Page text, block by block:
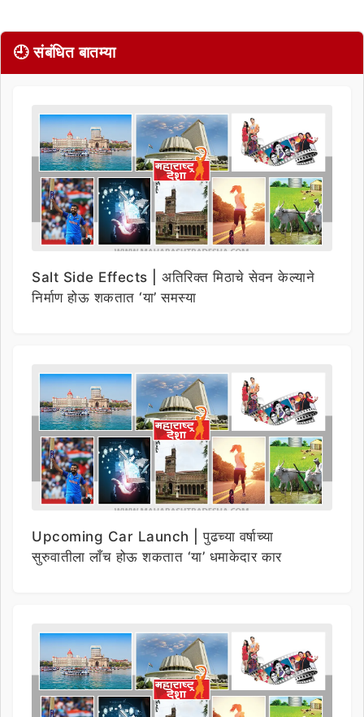
🕘 संबंधित बातम्या
Salt Side Effects | अतिरिक्त मिठाचे सेवन केल्याने
निर्माण होऊ शकतात ‘या’ समस्या
Upcoming Car Launch | पुढच्या वर्षाच्या
सुरुवातीला लाँच होऊ शकतात ‘या’ धमाकेदार कार